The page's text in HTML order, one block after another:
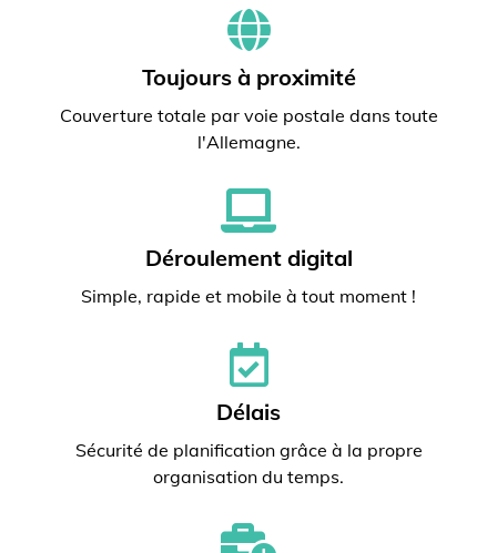
Toujours à proximité
Couverture totale par voie postale dans toute
l'Allemagne.
Déroulement digital
Simple, rapide et mobile à tout moment !
Délais
Sécurité de planification grâce à la propre
organisation du temps.